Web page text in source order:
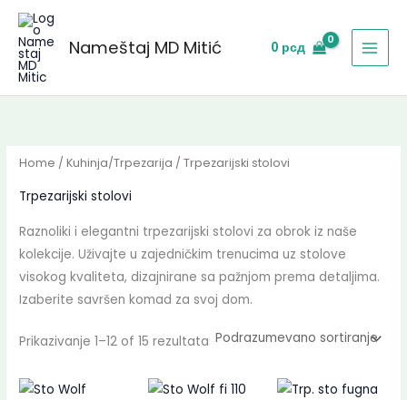
Skip
content
Nameštaj MD Mitić 0 рсд
Home /Kuhinja/Trpezarija / Trpezarijski stolovi
Trpezarijski stolovi
Raznoliki i elegantni trpezarijski stolovi za obrok iz naše
kolekcije. Uživajte u zajedničkim trenucima uz stolove
visokog kvaliteta, dizajnirane sa pažnjom prema detaljima.
Izaberite savršen komad za svoj dom.
Prikazivanje 1–12 of 15 rezultata